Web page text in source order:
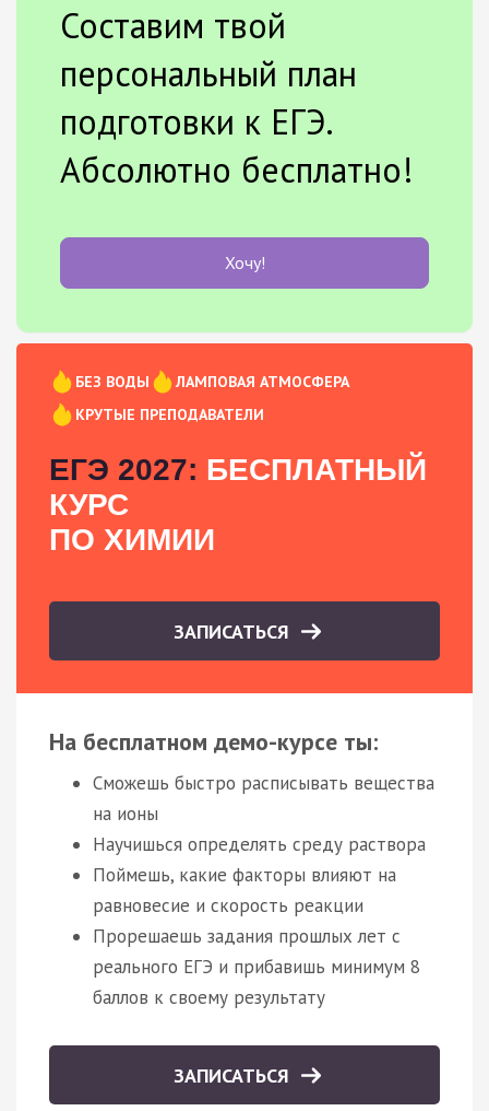
Составим твой
персональный план
подготовки к ЕГЭ.
Абсолютно бесплатно!
Хочу!
БЕЗ ВОДЫ
ЛАМПОВАЯ АТМОСФЕРА
КРУТЫЕ ПРЕПОДАВАТЕЛИ
ЕГЭ 2027: БЕСПЛАТНЫЙ
КУРС
ПО ХИМИИ
ЗАПИСАТЬСЯ
На бесплатном демо-курсе ты:
Сможешь быстро расписывать вещества
на ионы
Научишься определять среду раствора
Поймешь, какие факторы влияют на
равновесие и скорость реакции
Прорешаешь задания прошлых лет с
реального ЕГЭ и прибавишь минимум 8
баллов к своему результату
ЗАПИСАТЬСЯ